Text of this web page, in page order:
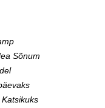
Sõnum